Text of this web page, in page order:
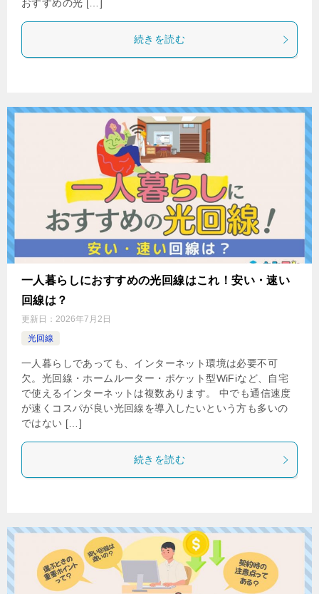
おすすめの光 […]
続きを読む
一人暮らしにおすすめの光回線はこれ！安い・速い
回線は？
更新日： 2026年7月2日
光回線
一人暮らしであっても、インターネット環境は必要不可
欠。光回線・ホームルーター・ポケット型WiFiなど、自宅
で使えるインターネットは複数あります。 中でも通信速度
が速くコスパが良い光回線を導入したいという方も多いの
ではない […]
続きを読む